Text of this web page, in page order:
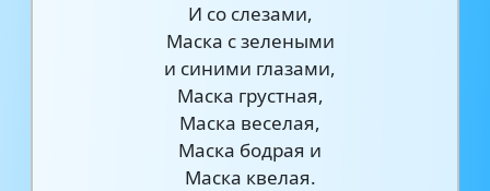
И со слезами,
Маска с зелеными
и синими глазами,
Маска грустная,
Маска веселая,
Маска бодрая и
Маска квелая.